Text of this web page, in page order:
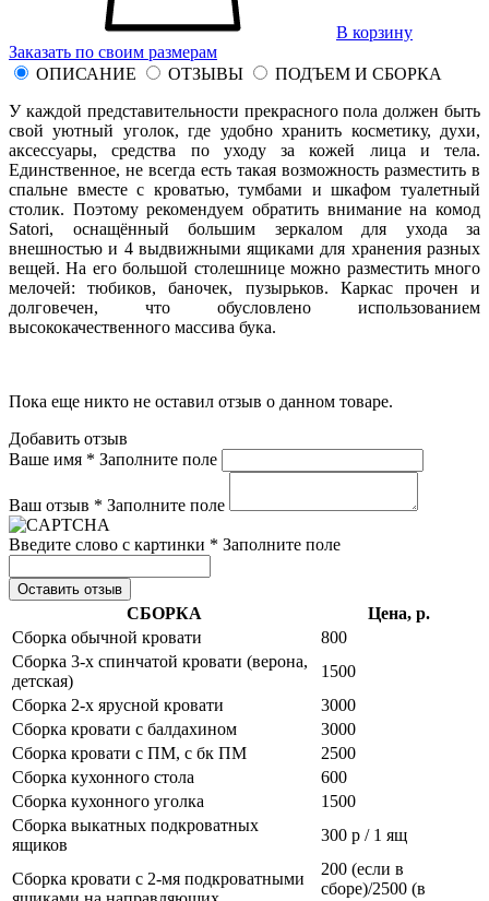
В корзину
Заказать по своим размерам
ОПИСАНИЕ
ОТЗЫВЫ
ПОДЪЕМ И СБОРКА
У каждой представительности прекрасного пола должен быть
свой уютный уголок, где удобно хранить косметику, духи,
аксессуары, средства по уходу за кожей лица и тела.
Единственное, не всегда есть такая возможность разместить в
спальне вместе с кроватью, тумбами и шкафом туалетный
столик. Поэтому рекомендуем обратить внимание на комод
Satori, оснащённый большим зеркалом для ухода за
внешностью и 4 выдвижными ящиками для хранения разных
вещей. На его большой столешнице можно разместить много
мелочей: тюбиков, баночек, пузырьков. Каркас прочен и
долговечен, что обусловлено использованием
высококачественного массива бука.
Пока еще никто не оставил отзыв о данном товаре.
Добавить отзыв
Ваше имя * Заполните поле
Ваш отзыв * Заполните поле
Введите слово с картинки * Заполните поле
Оставить отзыв
СБОРКА
Цена, р.
Сборка обычной кровати
800
Сборка 3-х спинчатой кровати (верона,
детская)
1500
Сборка 2-х ярусной кровати
3000
Сборка кровати с балдахином
3000
Сборка кровати с ПМ, с бк ПМ
2500
Сборка кухонного стола
600
Сборка кухонного уголка
1500
Сборка выкатных подкроватных
ящиков
300 р / 1 ящ
Сборка кровати с 2-мя подкроватными
200 (если в
сборе)/2500 (в